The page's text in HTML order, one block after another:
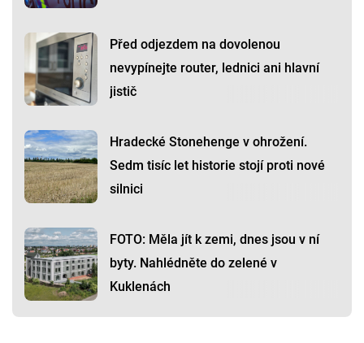
Před odjezdem na dovolenou
nevypínejte router, lednici ani hlavní
jistič
Hradecké Stonehenge v ohrožení.
Sedm tisíc let historie stojí proti nové
silnici
FOTO: Měla jít k zemi, dnes jsou v ní
byty. Nahlédněte do zelené v
Kuklenách